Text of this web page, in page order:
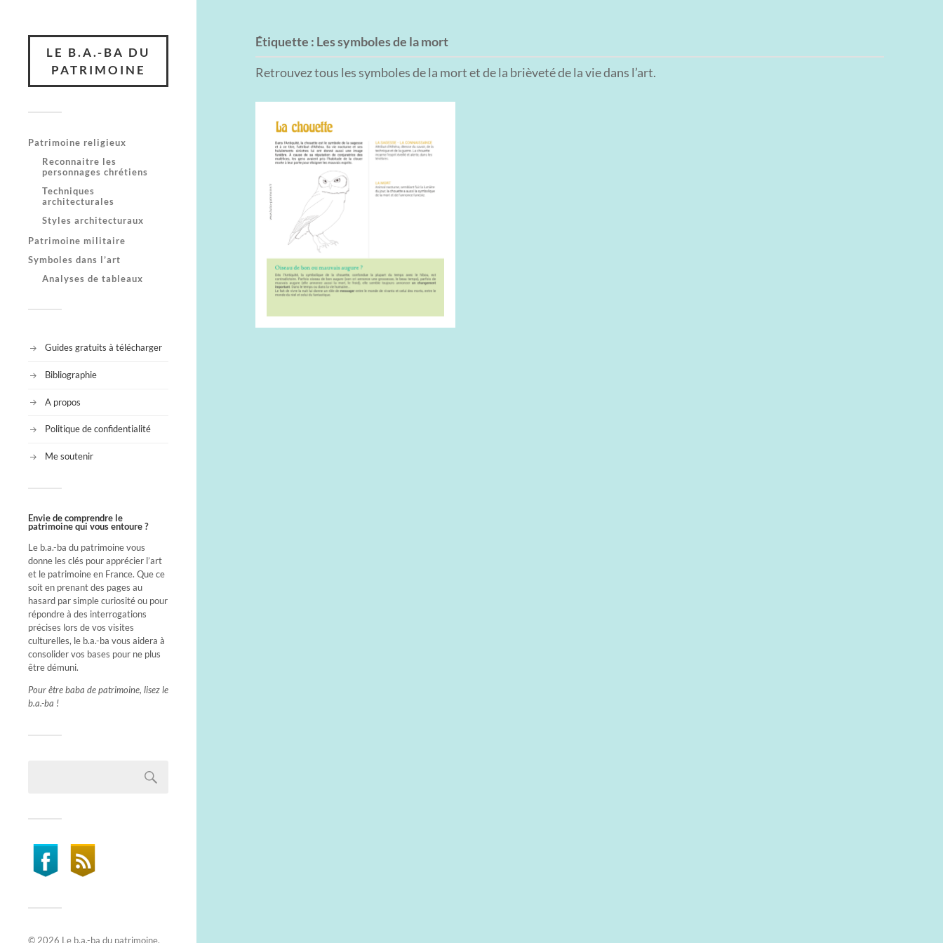
LE B.A.-BA DU
PATRIMOINE
Patrimoine religieux
Reconnaitre les
personnages chrétiens
Techniques
architecturales
Styles architecturaux
Patrimoine militaire
Symboles dans l’art
Analyses de tableaux
Guides gratuits à télécharger
Bibliographie
A propos
Politique de confidentialité
Me soutenir
Envie de comprendre le
patrimoine qui vous entoure ?
Le b.a.-ba du patrimoine vous
donne les clés pour apprécier l’art
et le patrimoine en France. Que ce
soit en prenant des pages au
hasard par simple curiosité ou pour
répondre à des interrogations
précises lors de vos visites
culturelles, le b.a.-ba vous aidera à
consolider vos bases pour ne plus
être démuni.
Pour être baba de patrimoine, lisez le
b.a.-ba !
© 2026 Le b.a.-ba du patrimoine.
Étiquette : Les symboles de la mort
Retrouvez tous les symboles de la mort et de la brièveté de la vie dans l’art.